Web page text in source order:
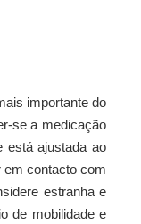
importante do
se a medicação
está ajustada ao
em contacto com
estranha e
de mobilidade e